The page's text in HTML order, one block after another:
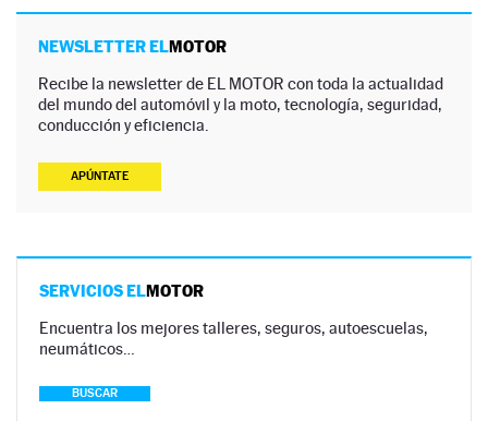
NEWSLETTER ELMOTOR
Recibe la newsletter de EL MOTOR con toda la actualidad
del mundo del automóvil y la moto, tecnología, seguridad,
conducción y eficiencia.
APÚNTATE
SERVICIOS ELMOTOR
Encuentra los mejores talleres, seguros, autoescuelas,
neumáticos…
BUSCAR